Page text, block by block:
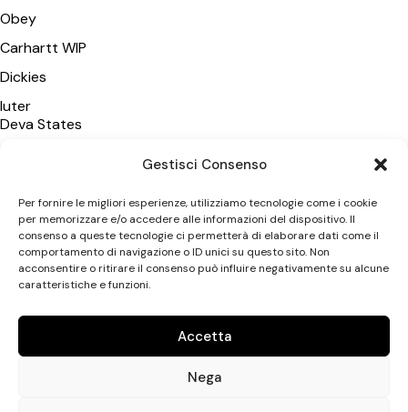
Gestisci Consenso
Per fornire le migliori esperienze, utilizziamo tecnologie come i cookie
per memorizzare e/o accedere alle informazioni del dispositivo. Il
consenso a queste tecnologie ci permetterà di elaborare dati come il
comportamento di navigazione o ID unici su questo sito. Non
acconsentire o ritirare il consenso può influire negativamente su alcune
caratteristiche e funzioni.
Accetta
Nega
Obey
Carhartt WIP
Dickies
Iuter
Deva States
Vans
New Amsterdam SA
CATEGORIE
Donna